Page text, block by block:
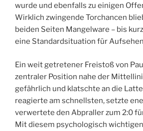
wurde und ebenfalls zu einigen
Wirklich zwingende Torchancen
beiden Seiten Mangelware – bis
eine Standardsituation für
Ein weit getretener Freistoß von
zentraler Position nahe der
gefährlich und klatschte an die
reagierte am schnellsten, setzte
verwertete den Abpraller zum 2:0
Mit diesem psychologisch